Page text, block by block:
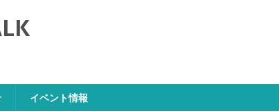
イベント情報